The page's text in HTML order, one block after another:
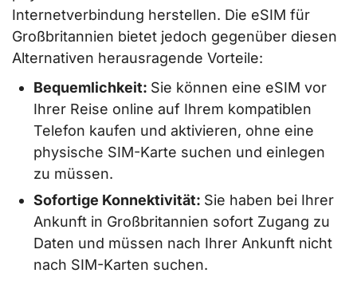
Internetverbindung herstellen. Die eSIM für
Großbritannien bietet jedoch gegenüber diesen
Alternativen herausragende Vorteile:
Bequemlichkeit: Sie können eine eSIM vor
Ihrer Reise online auf Ihrem kompatiblen
Telefon kaufen und aktivieren, ohne eine
physische SIM-Karte suchen und einlegen
zu müssen.
Sofortige Konnektivität: Sie haben bei Ihrer
Ankunft in Großbritannien sofort Zugang zu
Daten und müssen nach Ihrer Ankunft nicht
nach SIM-Karten suchen.